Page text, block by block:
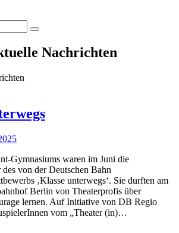
Nachrichten
Gymnasiums waren im Juni die
von der Deutschen Bahn
‚Klasse unterwegs‘. Sie durften am
Berlin von Theaterprofis über
lernen. Auf Initiative von DB Regio
vom „Theater (in)…